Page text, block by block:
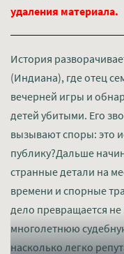
удаления материала.
История
(Индиана), где отец
вечерней игры и
детей убитыми. Его
вызывают споры: это
публику?Дальше
странные детали на
времени и спорные
дело превращается
многолетнюю
насколько легко